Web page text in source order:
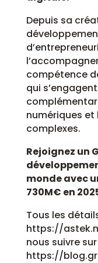
Depuis sa
compétence
qui
numériques et
complexes.
Rejoignez un
monde avec
730M€ en
Tous les
https://
nous suivre
https://